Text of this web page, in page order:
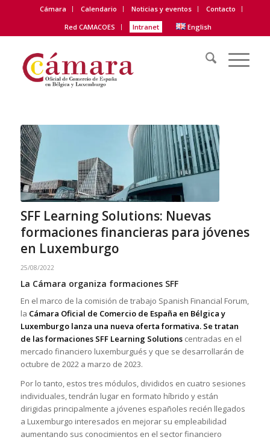
Cámara Calendario Noticias y eventos
Contacto
Red CAMACOES
Intranet English
SFF Learning Solutions: Nuevas
formaciones financieras para jóvenes
en Luxemburgo
25/08/2022
La Cámara organiza formaciones SFF
En el marco de la comisión de trabajo Spanish Financial Forum,
la Cámara Oficial de Comercio de España en Bélgica y
Luxemburgo lanza una nueva oferta formativa. Se tratan
de las formaciones SFF Learning Solutionscentradas en el
mercado financiero luxemburgués y que se desarrollarán de
octubre de 2022 a marzo de 2023.
Por lo tanto, estos tres módulos, divididos en cuatro sesiones
individuales, tendrán lugar en formato híbrido y están
dirigidas principalmente a jóvenes españoles recién llegados
a Luxemburgo interesados en mejorar su empleabilidad
aumentando sus conocimientos en el sector financiero